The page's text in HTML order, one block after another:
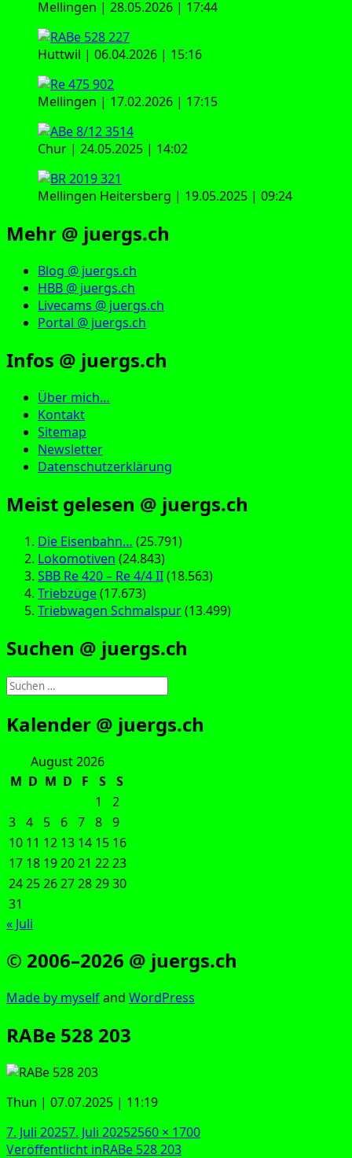
Mellingen | 28.05.2026 | 17:44
Huttwil | 06.04.2026 | 15:16
Mellingen | 17.02.2026 | 17:15
Chur | 24.05.2025 | 14:02
Mellingen Heitersberg | 19.05.2025 | 09:24
Mehr @ juergs.ch
Blog @ juergs.ch
HBB @ juergs.ch
Livecams @ juergs.ch
Portal @ juergs.ch
Infos @ juergs.ch
Über mich…
Kontakt
Sitemap
Newsletter
Datenschutzerklärung
Meist gelesen @ juergs.ch
Die Eisenbahn… (25.791)
Lokomotiven (24.843)
SBB Re 420 – Re 4/4 II(18.563)
Triebzüge(17.673)
Triebwagen Schmalspur(13.499)
Suchen @ juergs.ch
Suchen
nach:
Kalender @ juergs.ch
August 2026
M D M D F S
S
1
2
3 4 5 6 7 8 9
10 11 12 13 14 15 16
17 18 192021 2223
24252627282930
31
« Juli
© 2006–2026 @ juergs.ch
Made by mys­elfand Word­Press
RABe 528 203
Thun | 07.07.2025 | 11:19
Veröffentlicht
am
7. Juli 20257. Juli 2025Originalgröße
2560 × 1700
Veröffentlicht inRABe 528 203